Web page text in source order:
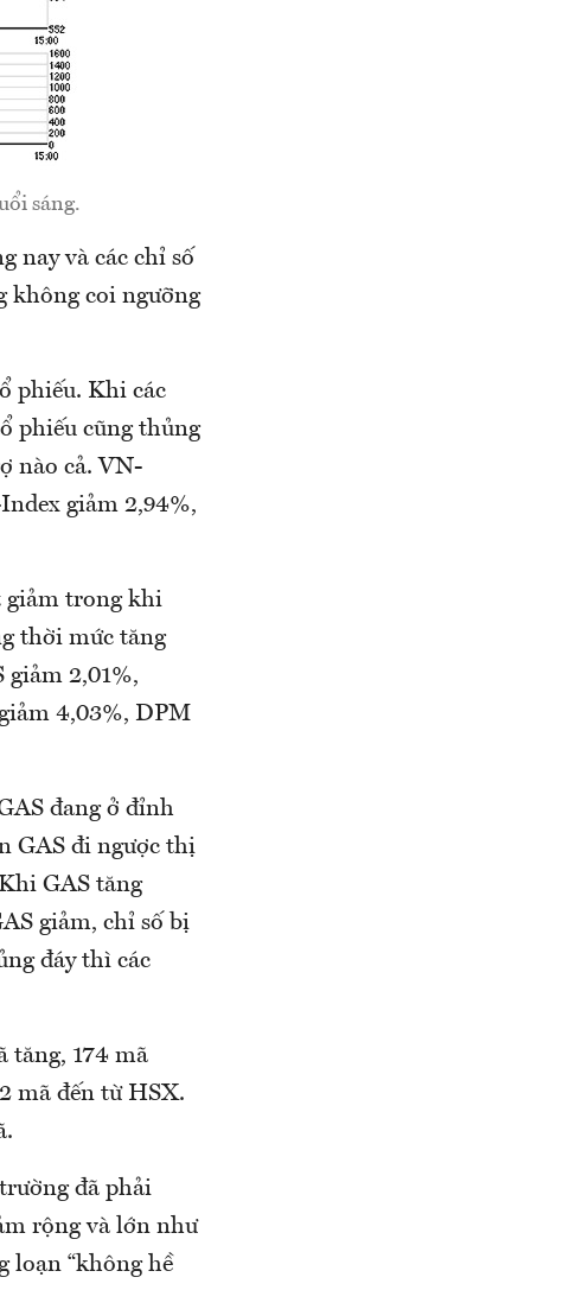
sáng.
nay và các chỉ số
không coi ngưỡng
phiếu. Khi các
phiếu cũng thủng
nào cả. VN-
giảm 2,94%,
giảm trong khi
thời mức tăng
giảm 2,01%,
4,03%, DPM
đang ở đỉnh
GAS đi ngược thị
GAS tăng
giảm, chỉ số bị
đáy thì các
tăng, 174 mã
mã đến từ HSX.
đã phải
rộng và lớn như
loạn “không hề